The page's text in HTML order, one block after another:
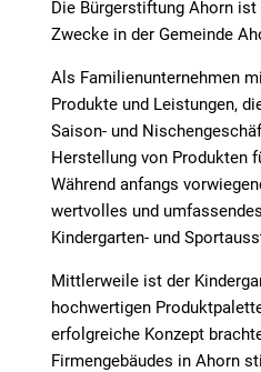
Die Bürgerstiftung Ahorn
Zwecke in der Gemeinde
Als Familienunternehmen
Produkte und Leistungen,
Saison- und
Herstellung von Produkten
Während anfangs
wertvolles und
Kindergarten- und
Mittlerweile ist der
hochwertigen
erfolgreiche Konzept
Firmengebäudes in Ahorn